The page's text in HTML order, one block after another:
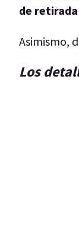
de
Asimismo,
Los